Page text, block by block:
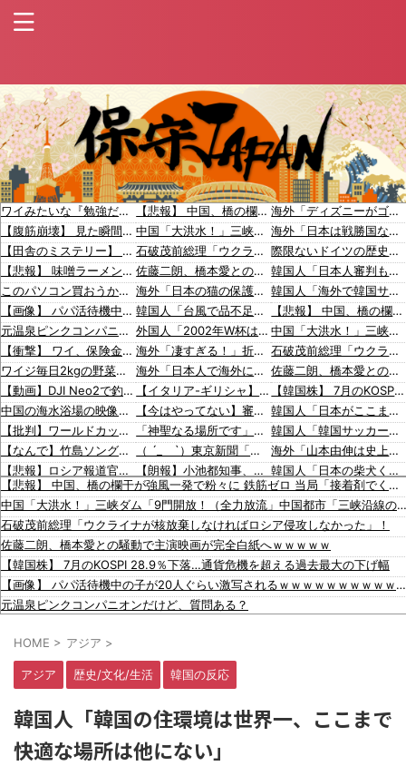
ワイみたいな『勉強だけできる高学歴発達障害者』ってどう生きたらいいんや？
【腹筋崩壊】 見た瞬間吹いた画像を貼っていくスレｗｗｗｗ
【田舎のミステリー】 タヌキが人間に化ける説、これ多分マジ
【悲報】 味噌ラーメンで行列、出来ない
このパソコン買おうか迷ってるから背中を刺してくれｗｗｗ
【画像】 パパ活待機中の子が20人ぐらい激写されるｗｗｗｗｗｗｗｗｗｗｗ
元温泉ピンクコンパニオンだけど、質問ある？
【衝撃】 ワイ、保険金2億円と遺産6000万円を相続したら「こう」なった・・・
ワイジ毎日2kgの野菜と500gくらいの肉食べたらこうなるｗｗｗ
【動画】DJI Neo2で釣りの自撮りをしようとした男の悲劇（ノ∇`）
中国の海水浴場の映像があまりにも・・・
【批判】ワールドカップ決勝のハーフタイムショー、英紙｢BTSが出てきて悪夢かと思った｣
【なんで】竹島ソングを歌う韓国アイドルグループが待望の日本デビュー
【悲報】ロシア報道官「広島市長は毎年、ロシアを嫌悪する『偽りの呪文』を繰り返し、日本人をゾンビ化させている」と主張
文在寅、航空未経験の娘婿を重役にして収賄で起訴された
【韓国サッカー協会】外国人審判約10人に性的接待か 計1496回、約2億ウォン（約2200万円）
韓国のサッカー協会、W杯予選等を裁くために訪韓した外国人審判を「性接待」していた……大して強くもないチームが潤沢な予算を持ってりゃそうなるわな
中国人による密漁が止まらない
警察がスーパーで暴れる刃物男を射〇「発砲は適正か？」
【動画】タイのティパンコーン王子が日本人女性とデートか？
【動画】これはお見事。中国重慶市で珍しい事故が撮影される。
【悲報】 中国、橋の欄干が強風一発で粉々に 鉄筋ゼロ 当局「接着剤でくっつけただけ」「正常で、品質問題はない」
中国「大洪水！」三峡ダム「9門開放！（全力放流」中国都市「三峡沿線の道路水没」中国政府「高速道路封鎖！」中国ダム「緊急放流に合わせて開門（土砂崩れ発生」→
石破茂前総理「ウクライナが核放棄しなければロシア侵攻しなかった」！
佐藤二朗、橋本愛との騒動で主演映画が完全白紙へｗｗｗｗｗ
海外「日本の猫の保護施設で行われている儀式に思わずほっこりしてしまった」 海外の反応
韓国人「台風で品不足になった沖縄のスーパーに行ってみたら、なぜか辛ラ●メンだけ売れ残っていたんです…」
外国人「2002年W杯は?」韓国サッカーに衝撃的不祥事！W杯予選でレフリーへの不適切接待発覚！海外騒然！【海外の反応】
海外「凄すぎる！」折り紙と並ぶあの日本の偉大な発明に海外がびっくり仰天
海外「日本人で海外に住みたいと思っている人が少ないのは何故なんだ？母国ではみんな出たがっているのだが？」
【イタリア-ギリシャ】古代からのライバル関係【ポーランドボール】
【今はやってない】審判への性接待疑惑、大韓サッカー協会が声明「現在は一切発生していない」「世界中のサッカー界関係者の皆さんにお詫び」
「神聖なる場所です」靖国神社、境内におけるコスプレや軍装の禁止を発表
（ ´_ゝ`）東京新聞「小池都知事、今年も虐〇された朝鮮人犠牲者らを追悼文を送付しない意向。10年連続」
【朗報】小池都知事、高市首相と会談し「墓地埋葬法」の改正を要請 国と都が連携し民間への指導強化を進める方向で一致
蓮舫議員「蓮舫だから叩いていい、との報道に何度も向き合ってきました。悔しくても」
韓国人「海外が想像する韓国人キャラクターのイメージがこちら・・・」
「猫が車を凝視してると思ったら、自分に見とれていた…」（動画）
16歳の清水空跳が100m10秒00を記録して桐生祥秀の高校記録を更新、海外陸上競技ファンも大衝撃（海外の反応）
海外「ディズニーがゴミのようだ！」日本がアニメ化した米人気SF作品に絶賛の声が〇到中
海外「日本は戦勝国なんだよ」 戦後の日本人の特別な生き様に各国から称賛の声
際限ないドイツの歴史謝罪、80年前のホロコースト被害者に賠償…「日本はドイツを見習え」
韓国人「日本人審判も多数含まれていたサッカー協会の衝撃的な接待リストに衝撃の声！」→「日本人審判の名前が次々と明るみに‥」
韓国人「海外で韓国サッカーの2002年ベスト4の実力は、実際にはどれくらい認められてるんだ…？（ブルブル」＝韓国の反応
【悲報】 中国、橋の欄干が強風一発で粉々に 鉄筋ゼロ 当局「接着剤でくっつけただけ」「正常で、品質問題はない」
中国「大洪水！」三峡ダム「9門開放！（全力放流」中国都市「三峡沿線の道路水没」中国政府「高速道路封鎖！」中国ダム「緊急放流に合わせて開門（土砂崩れ発生」→
石破茂前総理「ウクライナが核放棄しなければロシア侵攻しなかった」！
佐藤二朗、橋本愛との騒動で主演映画が完全白紙へｗｗｗｗｗ
【韓国株】 7月のKOSPI 28.9％下落…通貨危機を超える過去最大の下げ幅
韓国人「日本がここまでの観光大国に発展した本当の理由がこちら…」→「昔から日本は愛されてた…（ﾌﾞﾙﾌﾞﾙ」＝韓国の反応
韓国人「韓国サッカー協会の性接待報道、海外でも大騒ぎに・・・2002年W杯4強の記録取り消しの声も」→「マジで国の恥だ」「2002年まで疑う価値がある」「国民や国が築いた国格をサッカー選手が足で蹴り飛ばすね」
海外「山本由伸は史上最高の日本人投手になれる？」
韓国人「日本の柴犬くん散歩中の暑さに耐えられなかった結果」
韓国人「最近の日本アニメ業界の勢力図を変えたと言われる作品がこちら…」→「こういうのが面白い…（ﾌﾞﾙﾌﾞﾙ」＝韓国の反応
韓国人「韓国サッカー協会関係者が『不適切接待は慣行だった』と衝撃発言！日韓ワールドカップ4強にも疑いの視線が向けられる」
海外「大谷翔平が勝ち越しの絶好機でダブルプレー…」
海外「大谷翔平がワールドシリーズ3連覇＆WSMVPなら歴代何位？海外ファンの答えがこちら」
【悲報】 中国、橋の欄干が強風一発で粉々に 鉄筋ゼロ 当局「接着剤でくっつけただけ」「正常で、品質問題はない」
中国「大洪水！」三峡ダム「9門開放！（全力放流」中国都市「三峡沿線の道路水没」中国政府「高速道路封鎖！」中国ダム「緊急放流に合わせて開門（土砂崩れ発生」→
石破茂前総理「ウクライナが核放棄しなければロシア侵攻しなかった」！
佐藤二朗、橋本愛との騒動で主演映画が完全白紙へｗｗｗｗｗ
【韓国株】 7月のKOSPI 28.9％下落…通貨危機を超える過去最大の下げ幅
【画像】 パパ活待機中の子が20人ぐらい激写されるｗｗｗｗｗｗｗｗｗｗｗ
元温泉ピンクコンパニオンだけど、質問ある？
ワイジ毎日2kgの野菜と500gくらいの肉食べたらこうなるｗｗｗ
「今日のお前らが言うな大賞？」とメディア関係者の一般人への苦言にツッコミ〇到、被災地の避難所でカメラまわすのは……
HOME > アジア >
アジア 歴史/文化/生活 韓国の反応
韓国人「韓国の住環境は世界一、ここまで
快適な場所は他にない」